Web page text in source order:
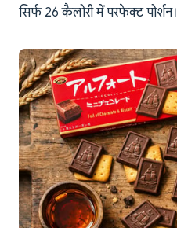
सिर्फ 26 कैलोरी में परफेक्ट पोर्शन।